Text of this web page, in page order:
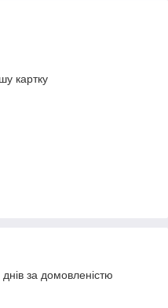
картку
за домовленістю